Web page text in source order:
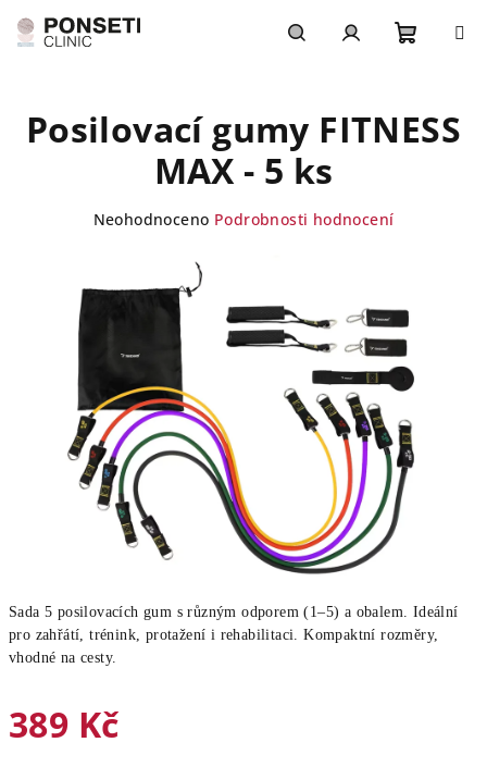
na
obsah
košík
Sada 5 posilovacích gum s různým odporem (1–5) a obalem. Ideální
pro zahřátí, trénink, protažení i rehabilitaci. Kompaktní rozměry,
vhodné na cesty.
389 Kč
Posilovací gumy FITNESS
MAX - 5 ks
Průměrné
je
Neohodnoceno Podrobnosti hodnocení